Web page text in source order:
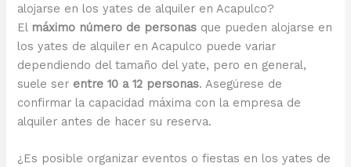
alojarse en los yates de alquiler en Acapulco?
El máximo número de personas que pueden alojarse en
los yates de alquiler en Acapulco puede variar
dependiendo del tamaño del yate, pero en general,
suele ser entre 10 a 12 personas. Asegúrese de
confirmar la capacidad máxima con la empresa de
alquiler antes de hacer su reserva.
¿Es posible organizar eventos o fiestas en los yates de